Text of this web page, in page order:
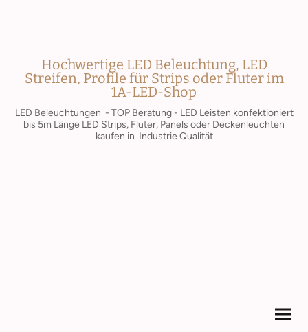
Hochwertige LED Beleuchtung, LED
Streifen, Profile für Strips oder Fluter im
1A-LED-Shop
LED Beleuchtungen - TOP Beratung - LED Leisten konfektioniert
bis 5m Länge LED Strips, Fluter, Panels oder Deckenleuchten
kaufen in Industrie Qualität